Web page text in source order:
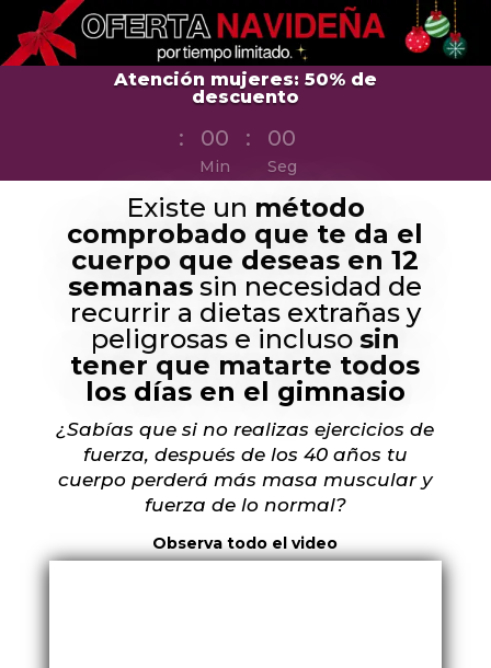
Atención mujeres: 50% de
descuento
: 00
Min
: 00
Seg
Existe un método
comprobado que te da el
cuerpo que deseas en 12
semanas sin necesidad de
recurrir a dietas extrañas y
peligrosas e incluso sin
tener que matarte todos
los días en el gimnasio
¿Sabías que si no realizas ejercicios de
fuerza, después de los 40 años tu
cuerpo perderá más masa muscular y
fuerza de lo normal?
Observa todo el video